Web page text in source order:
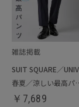
春夏／
￥ 7,689